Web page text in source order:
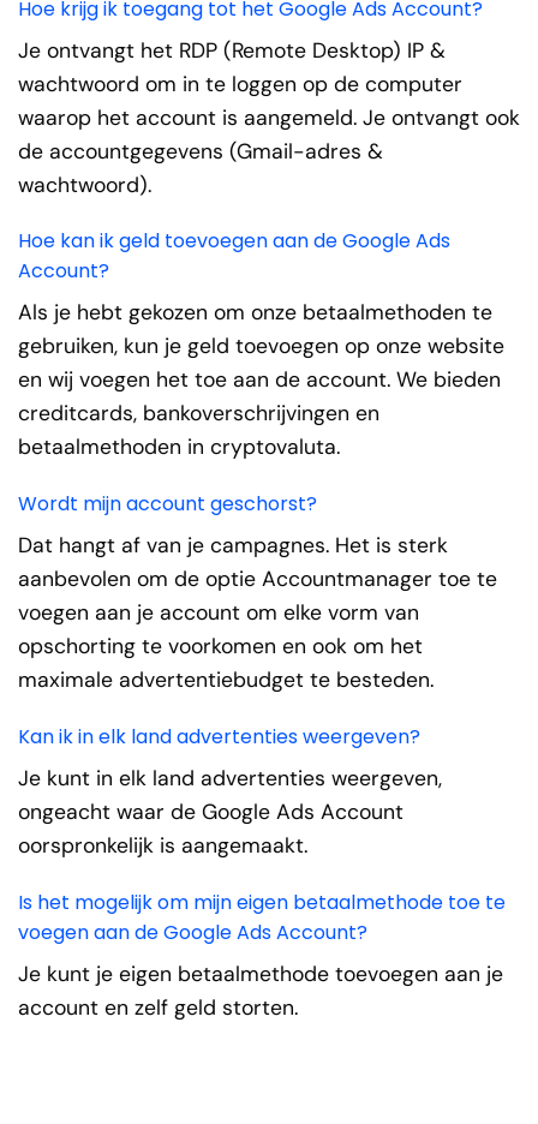
Hoe krijg ik toegang tot het Google Ads Account?
Je ontvangt het RDP (Remote Desktop) IP &
wachtwoord om in te loggen op de computer
waarop het account is aangemeld. Je ontvangt ook
de accountgegevens (Gmail-adres &
wachtwoord).
Hoe kan ik geld toevoegen aan de Google Ads
Account?
Als je hebt gekozen om onze betaalmethoden te
gebruiken, kun je geld toevoegen op onze website
en wij voegen het toe aan de account. We bieden
creditcards, bankoverschrijvingen en
betaalmethoden in cryptovaluta.
Wordt mijn account geschorst?
Dat hangt af van je campagnes. Het is sterk
aanbevolen om de optie Accountmanager toe te
voegen aan je account om elke vorm van
opschorting te voorkomen en ook om het
maximale advertentiebudget te besteden.
Kan ik in elk land advertenties weergeven?
Je kunt in elk land advertenties weergeven,
ongeacht waar de Google Ads Account
oorspronkelijk is aangemaakt.
Is het mogelijk om mijn eigen betaalmethode toe te
voegen aan de Google Ads Account?
Je kunt je eigen betaalmethode toevoegen aan je
account en zelf geld storten.